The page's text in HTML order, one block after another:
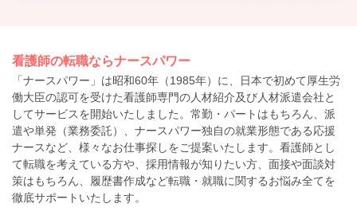
看護師の転職ならナースパワー
「ナースパワー」は昭和60年（1985年）に、日本で初めて厚生労
働大臣の認可を受けた看護師専門の人材紹介及び人材派遣会社と
してサービスを開始いたしました。常勤・パートはもちろん、派
遣や単発（業務委託）、ナースパワー独自の就業形態である応援
ナースなど、様々なお仕事探しをご提案いたします。看護師とし
て転職を考えている方や、採用情報が知りたい方、面接や面談対
策はもちろん、履歴書作成など転職・就職に関するお悩み全てを
徹底サポートいたします。